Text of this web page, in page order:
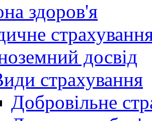
здоров'я
досвід
страхування
Добровільне